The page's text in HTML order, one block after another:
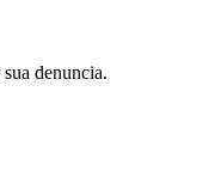
denuncia.